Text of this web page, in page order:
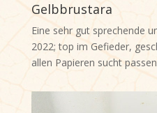
Gelbbrustara
Eine sehr gut sprechende
2022; top im Gefieder,
allen Papieren sucht